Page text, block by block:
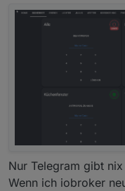
Nur Telegram gibt nix
Wenn ich iobroker